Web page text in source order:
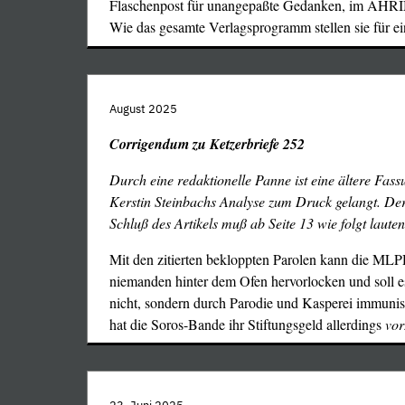
hier eine wahrlich bessere Verwendung gäbe,
Lehrer und Ärzte). Trumps auf Frieden mit
Politik wird von den Soros-hörigen Vasallen
und Co stehen stellvertretend für das aggressiv
Gigakapital, "The good club" in
Obstruktionen, Verleumdungen und medialen
gegen Trump hatten vom ersten Tag seiner
geradezu obszöne Ausmaße angenommen. Und
mit dem Feuer, für alle Europäer ganz
Wer Krieg führen will, braucht trotz
Menschenmaterial, Befehlsempfänger unter dem
Flaschenpost für unangepaßte Gedanken, im
Wie das gesamte Verlagsprogramm stellen sie für
August 2025
Corrigendum zu Ketzerbriefe 252
Durch eine redaktionelle Panne ist eine ältere
Kerstin Steinbachs Analyse zum Druck gelangt.
Schluß des Artikels muß ab Seite 13 wie folgt
Mit den zitierten bekloppten Parolen kann die
niemanden hinter dem Ofen hervorlocken und soll
nicht, sondern durch Parodie und Kasperei
hat die Soros-Bande ihr Stiftungsgeld allerdings